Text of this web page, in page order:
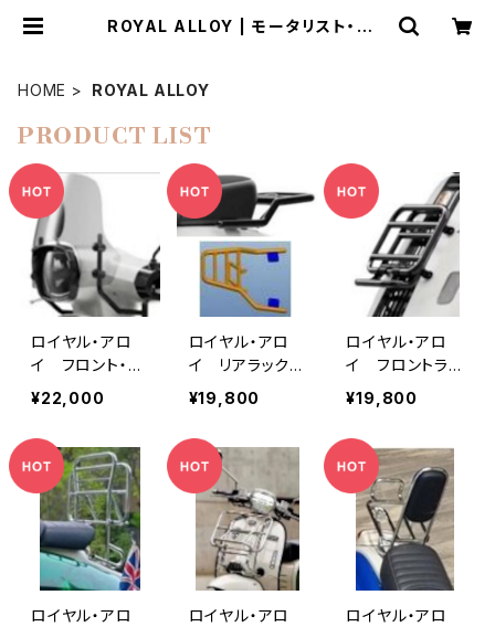
ROYAL ALLOY | モータリスト・ウェ
HOME ROYAL ALLOY
PRODUCT LIST
ロイヤル・アロ
イ フロント・ウ
インドシールド
GTモデル用
¥22,000
ロイヤル・アロ
イ リアラック
ブラック GTモ
デル用
¥19,800
ロイヤル・アロ
イ フロントラッ
ク ブラック G
Tモデル用
¥19,800
ロイヤル・アロ
ロイヤル・アロ
ロイヤル・アロ